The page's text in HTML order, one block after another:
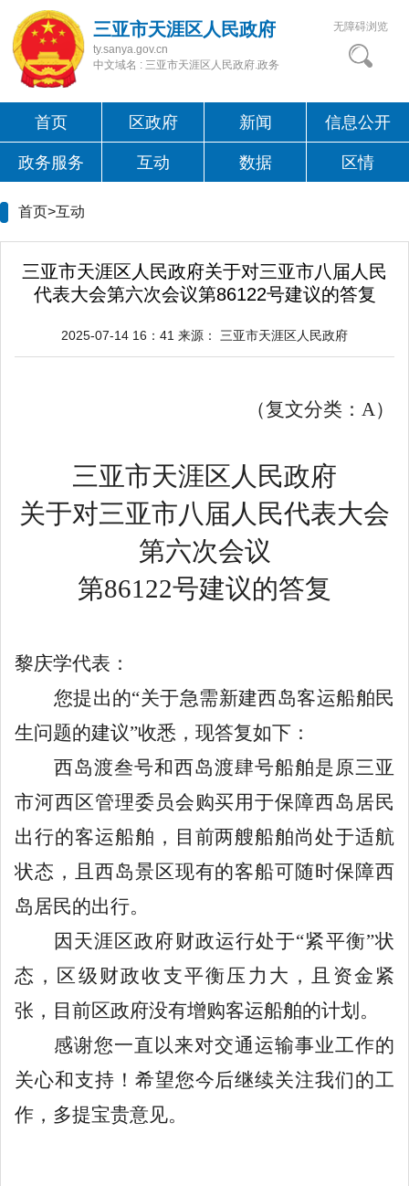
三亚市天涯区人民政府
ty.sanya.gov.cn
中文域名 : 三亚市天涯区人民政府.政务
无障碍浏览
首页 区政府 新闻 信息公开
政务服务 互动 数据 区情
首页>互动
三亚市天涯区人民政府关于对三亚市八届人民
代表大会第六次会议第86122号建议的答复
2025-07-14 16：41 来源： 三亚市天涯区人民政府
（复文分类： A ）
三亚市天涯区人民政府
关于对三亚市八届人民代表大会
第六次会议
第86122号建议的答复
黎庆学代表 ：
您提出的“关于急需新建西岛客运船舶民
生问题的建议”收悉，现答复如下：
西岛渡叁号和西岛渡肆号船舶是原三亚
市河西区管理委员会购买用于保障西岛居民
出行的客运船舶 ，目前两艘船舶尚处于适航
状态，且西岛景区现有的客船可随时保障西
岛居民的出行。
因 天涯区政府财政运行处于“紧平衡”状
态，区级财政收支平衡压力大，且资金紧
张，目前区政府没有增购客运船舶的计划。
感谢您一直以来对交通运输事业工作的
关心和支持！希望您今后继续关注我们的工
作，多提宝贵意见。